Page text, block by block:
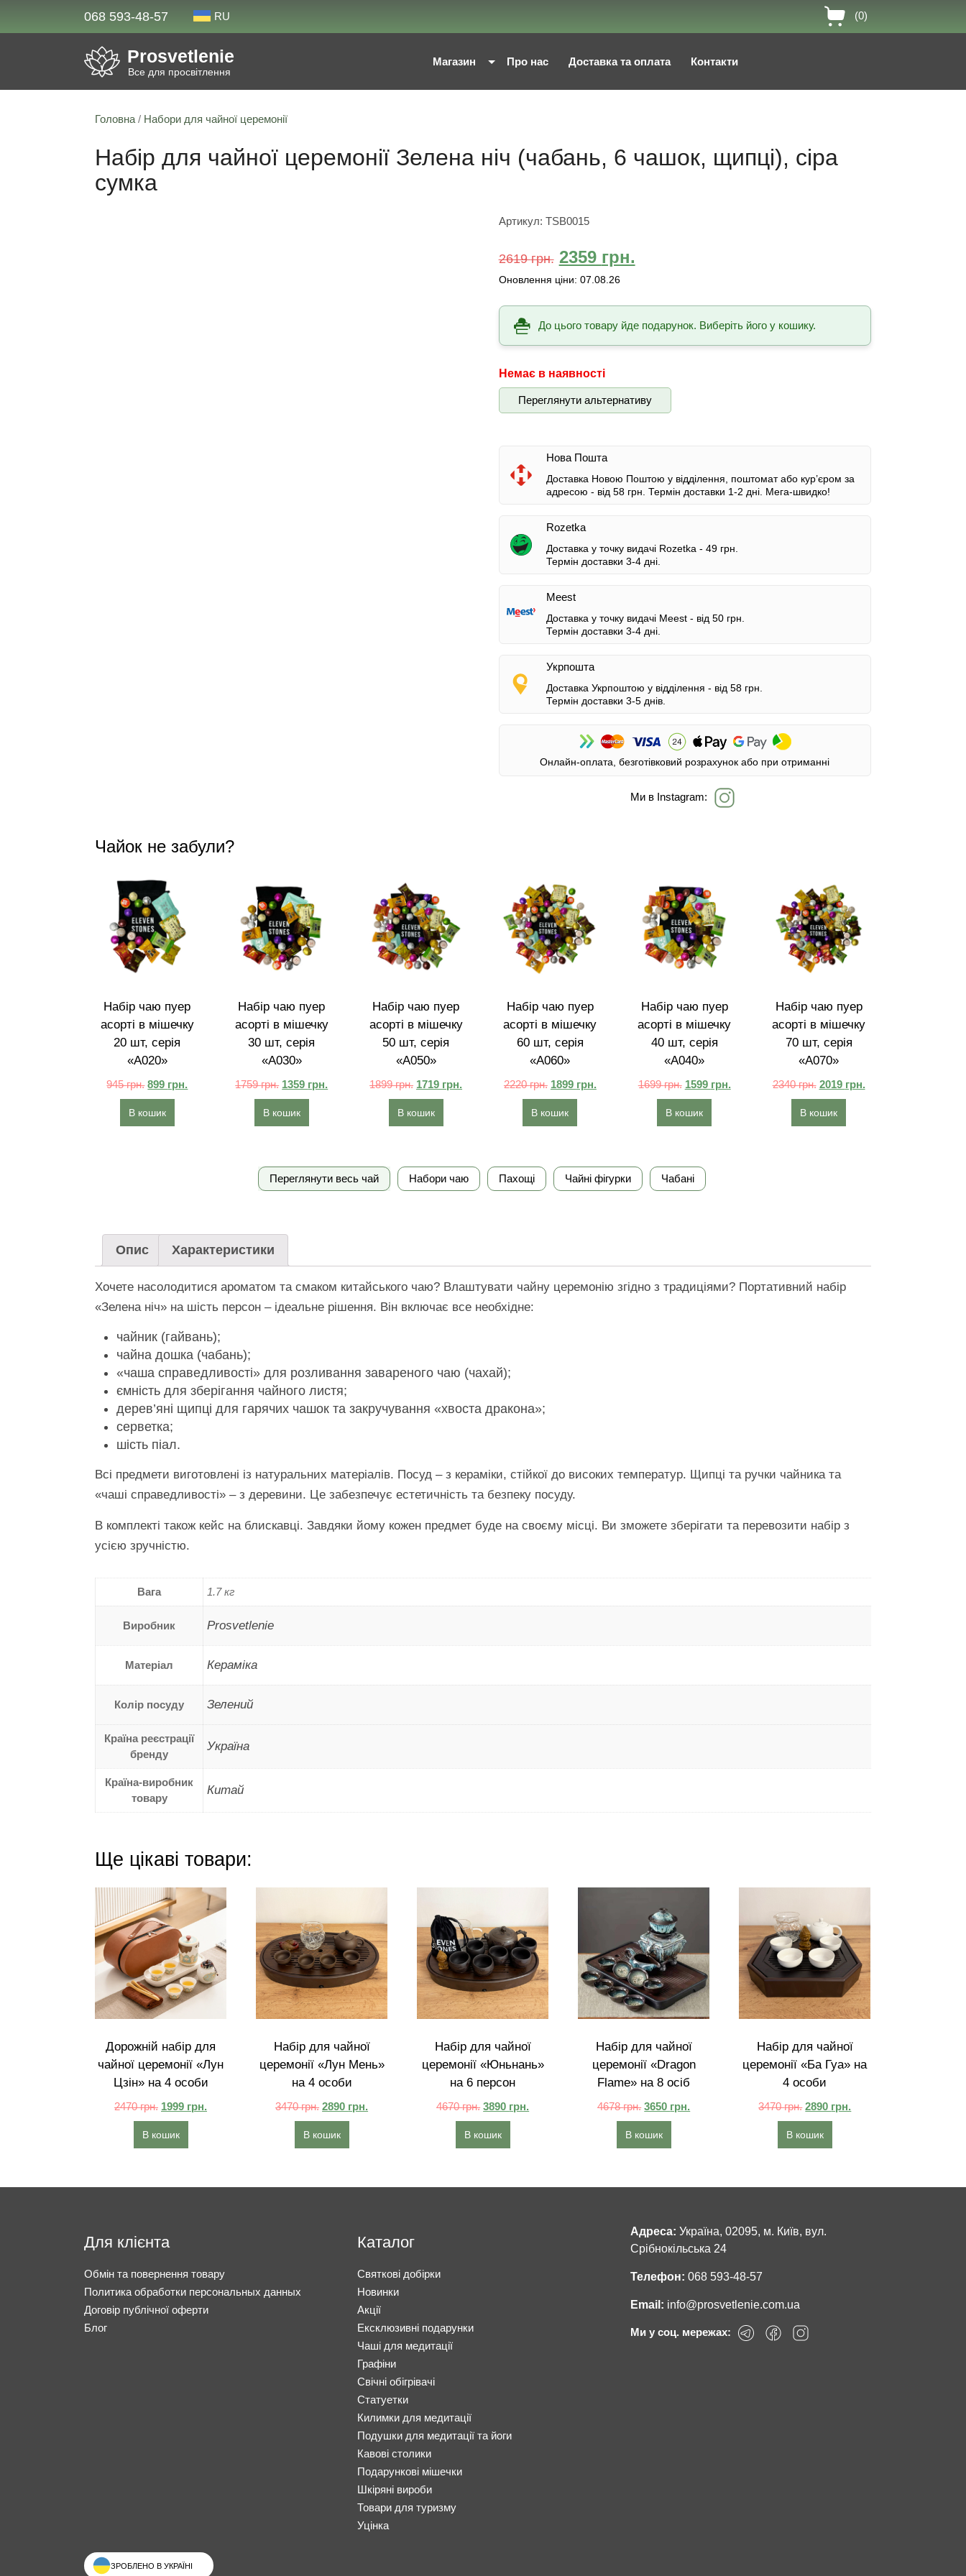
068 593-48-57 RU (0)
Prosvetlenie
Все для просвітлення
Магазин Про нас Доставка та оплата Контакти
Головна / Набори для чайної церемонії
Набір для чайної церемонії Зелена ніч (чабань, 6 чашок, щипці), сіра
сумка
Артикул: TSB0015
2619грн. 2359 грн.
Оновлення ціни: 07.08.26
До цього товару йде подарунок. Виберіть його у кошику.
Немає в наявності
Переглянути альтернативу
Нова Пошта
Доставка Новою Поштою у відділення, поштомат або кур’єром за
адресою - від 58 грн. Термін доставки 1-2 дні. Мега-швидко!
Rozetka
Доставка у точку видачі Rozetka - 49 грн.
Термін доставки 3-4 дні.
Meest
Доставка у точку видачі Meest - від 50 грн.
Термін доставки 3-4 дні.
Укрпошта
Доставка Укрпоштою у відділення - від 58 грн.
Термін доставки 3-5 днів.
Онлайн-оплата, безготівковий розрахунок або при отриманні
Ми в Instagram:
Чайок не забули?
Набір чаю пуер
асорті в мішечку
20 шт, серія
«A020»
945грн. 899 грн.
В кошик
Набір чаю пуер
асорті в мішечку
30 шт, серія
«A030»
1759грн. 1359 грн.
В кошик
Набір чаю пуер
асорті в мішечку
50 шт, серія
«A050»
1899грн. 1719 грн.
В кошик
Набір чаю пуер
асорті в мішечку
60 шт, серія
«A060»
2220грн. 1899 грн.
В кошик
Набір чаю пуер
асорті в мішечку
40 шт, серія
«A040»
1699грн. 1599 грн.
В кошик
Набір чаю пуер
асорті в мішечку
70 шт, серія
«A070»
2340грн. 2019 грн.
В кошик
Переглянути весь чай Набори чаю Пахощі Чайні фігурки Чабані
Опис Характеристики
Хочете насолодитися ароматом та смаком китайського чаю? Влаштувати чайну церемонію згідно з традиціями? Портативний набір
«Зелена ніч» на шість персон – ідеальне рішення. Він включає все необхідне:
чайник (гайвань);
чайна дошка (чабань);
«чаша справедливості» для розливання завареного чаю (чахай);
ємність для зберігання чайного листя;
дерев’яні щипці для гарячих чашок та закручування «хвоста дракона»;
серветка;
шість піал.
Всі предмети виготовлені із натуральних матеріалів. Посуд – з кераміки, стійкої до високих температур. Щипці та ручки чайника та
«чаші справедливості» – з деревини. Це забезпечує естетичність та безпеку посуду.
В комплекті також кейс на блискавці. Завдяки йому кожен предмет буде на своєму місці. Ви зможете зберігати та перевозити набір з
усією зручністю.
Вага 1.7 кг
Виробник Prosvetlenie
Матеріал Кераміка
Колір посуду Зелений
Країна реєстрації
бренду
Україна
Країна-виробник
товару
Китай
Ще цікаві товари:
Дорожній набір для
чайної церемонії «Лун
Цзін» на 4 особи
2470грн. 1999 грн.
В кошик
Набір для чайної
церемонії «Лун Мень»
на 4 особи
3470грн. 2890 грн.
В кошик
Набір для чайної
церемонії «Юньнань»
на 6 персон
4670грн. 3890 грн.
В кошик
Набір для чайної
церемонії «Dragon
Flame» на 8 осіб
4678грн. 3650 грн.
В кошик
Набір для чайної
церемонії «Ба Гуа» на
4 особи
3470грн. 2890 грн.
В кошик
Для клієнта
Обмін та повернення товару
Политика обработки персональных данных
Договір публічної оферти
Блог
Каталог
Святкові добірки
Новинки
Акції
Ексклюзивні подарунки
Чаші для медитації
Графіни
Свічні обігрівачі
Статуетки
Килимки для медитації
Подушки для медитації та йоги
Кавові столики
Подарункові мішечки
Шкіряні вироби
Товари для туризму
Уцінка
Адреса: Україна, 02095, м. Київ, вул.
Срібнокільська 24
Телефон: 068 593-48-57
Email: info@prosvetlenie.com.ua
Ми у соц. мережах:
ЗРОБЛЕНО В УКРАЇНІ